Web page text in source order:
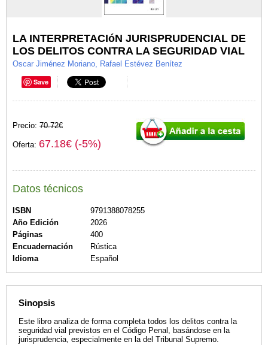
LA INTERPRETACIóN JURISPRUDENCIAL DE
LOS DELITOS CONTRA LA SEGURIDAD VIAL
Oscar Jiménez Moriano, Rafael Estévez Benítez
Save
Precio: 70.72€
Oferta: 67.18€ (-5%)
Datos técnicos
ISBN
9791388078255
Año Edición
2026
Páginas
400
Encuadernación
Rústica
Idioma
Español
Sinopsis
Este libro analiza de forma completa todos los delitos contra la
seguridad vial previstos en el Código Penal, basándose en la
jurisprudencia, especialmente en la del Tribunal Supremo.